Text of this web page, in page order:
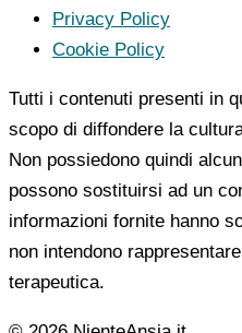
Privacy Policy
Cookie Policy
Tutti i contenuti presenti in
scopo di diffondere la
Non possiedono quindi
possono sostituirsi ad un
informazioni fornite hanno
non intendono
terapeutica.